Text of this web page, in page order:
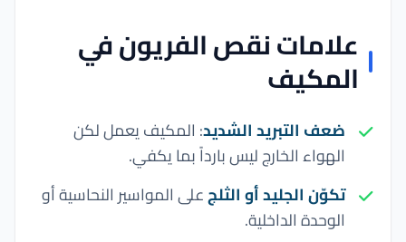
علامات نقص الفريون في
المكيف
ضعف التبريد الشديد: المكيف يعمل لكن
الهواء الخارج ليس بارداً بما يكفي.
تكوّن الجليد أو الثلجعلى المواسير النحاسية أو
الوحدة الداخلية.